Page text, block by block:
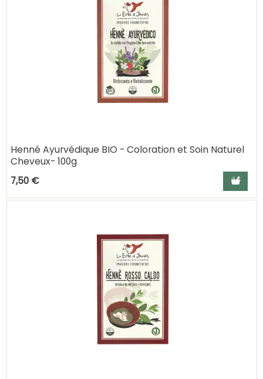
Henné Ayurvédique BIO - Coloration et Soin Naturel
Cheveux- 100g
7,50 €
Ajouter